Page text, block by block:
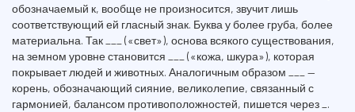
обозначаемый к, вообще не произносится, звучит лишь
соответствующий ей гласный знак. Буква у более груба, более
материальна. Так ___ («свет»), основа всякого существования,
на земном уровне становится ___ («кожа, шкура»), которая
покрывает людей и животных. Аналогичным образом ___ —
корень, обозначающий сияние, великолепие, связанный с
гармонией, балансом противоположностей, пишется через _.